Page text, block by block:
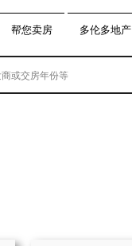
帮您卖房 多伦多地产